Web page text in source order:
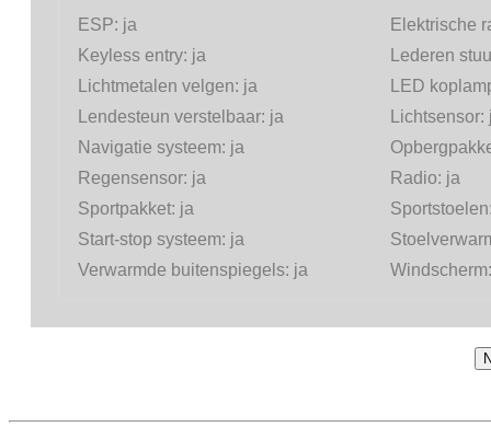
ESP: ja
Elektrische
Keyless entry: ja
Lederen
Lichtmetalen velgen: ja
LED
Lendesteun verstelbaar: ja Lichtsensor:
Navigatie systeem: ja
Regensensor: ja Radio: ja
Sportpakket: ja
Start-stop systeem: ja
Verwarmde buitenspiegels: ja